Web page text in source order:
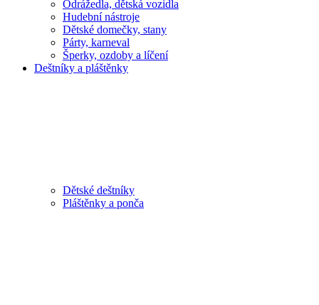
Odrážedla, dětská vozidla
Hudební nástroje
Dětské domečky, stany
Párty, karneval
Šperky, ozdoby a líčení
Deštníky a pláštěnky
Dětské deštníky
Pláštěnky a ponča